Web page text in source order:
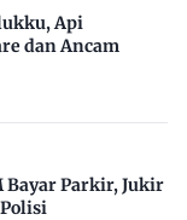
Api
dan Ancam
Bayar Parkir, Jukir